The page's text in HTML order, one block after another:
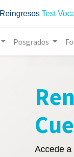
Reingresos Test
Posgrados
Accede a